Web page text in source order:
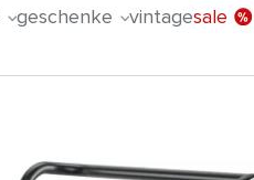
geschenke vintagesale